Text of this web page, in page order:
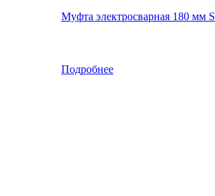
Муфта электросварная 180 мм
Подробнее